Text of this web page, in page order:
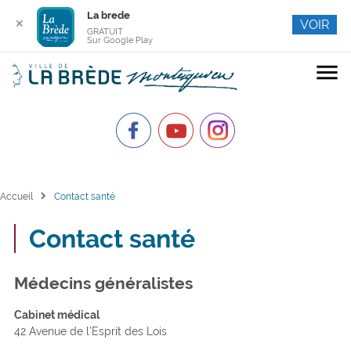
menu
Accueil chevron_right Contact santé
Contact santé
Médecins généralistes
Cabinet médical
42 Avenue de l’Esprit des Lois
✕
La brede
GRATUIT
Sur Google Play
VOIR